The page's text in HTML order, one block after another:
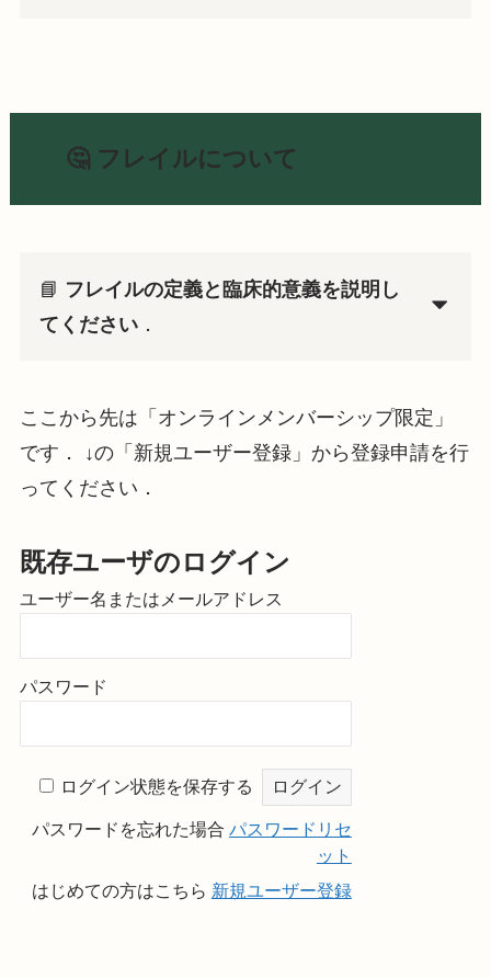
🤔 フレイルについて
📘 フレイルの定義と臨床的意義を説明し
てください．
ここから先は「オンラインメンバーシップ限定」
です． ↓の「新規ユーザー登録」から登録申請を行
ってください．
既存ユーザのログイン
ユーザー名またはメールアドレス
パスワード
ログイン状態を保存する
パスワードを忘れた場合 パスワードリセ
ット
はじめての方はこちら 新規ユーザー登録